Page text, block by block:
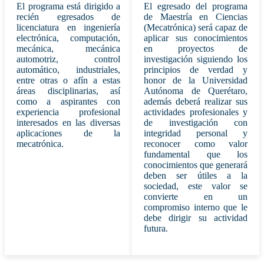
El programa está dirigido a
recién egresados de
licenciatura en ingeniería
electrónica, computación,
mecánica, mecánica
automotriz, control
automático, industriales,
entre otras o afín a estas
áreas disciplinarias, así
como a aspirantes con
experiencia profesional
interesados en las diversas
aplicaciones de la
mecatrónica.
El egresado del programa
de Maestría en Ciencias
(Mecatrónica) será capaz de
aplicar sus conocimientos
en proyectos de
investigación siguiendo los
principios de verdad y
honor de la Universidad
Autónoma de Querétaro,
además deberá realizar sus
actividades profesionales y
de investigación con
integridad personal y
reconocer como valor
fundamental que los
conocimientos que generará
deben ser útiles a la
sociedad, este valor se
convierte en un
compromiso interno que le
debe dirigir su actividad
futura.